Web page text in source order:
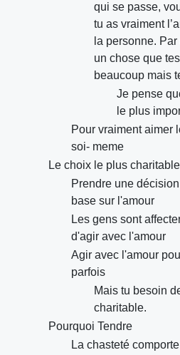
qui se passe,
tu as vraiment
la personne.
un chose que
beaucoup mais
Je pense
le plus
Pour vraiment aimer
soi- meme
Le choix le plus charitable
Prendre une
base sur l'amour
Les gens sont
d'agir avec l'amour
Agir avec l'amour
parfois
Mais tu besoin
charitable.
Pourquoi Tendre
La chasteté